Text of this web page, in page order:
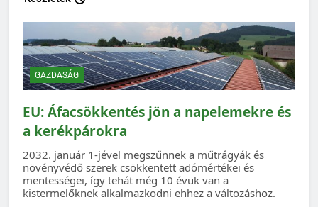
GAZDASÁG
EU: Áfacsökkentés jön a napelemekre és
a kerékpárokra
2032. január 1-jével megszűnnek a műtrágyák és
növényvédő szerek csökkentett adómértékei és
mentességei, így tehát még 10 évük van a
kistermelőknek alkalmazkodni ehhez a változáshoz.